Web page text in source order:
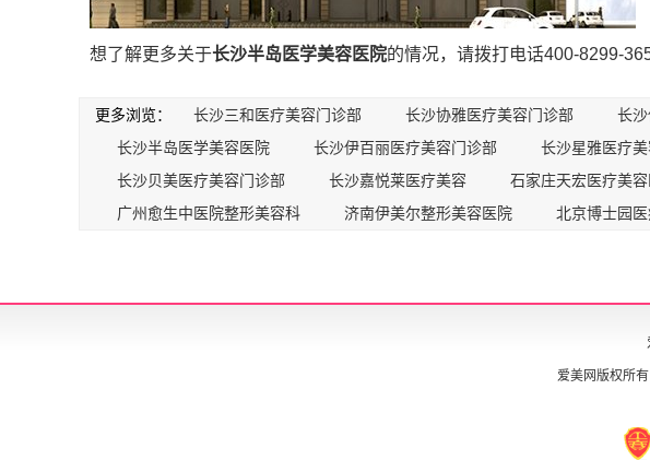
想了解更多关于长沙半岛医学美容医院的情况，请拨打电话400-8299-
更多浏览： 长沙三和医疗美容门诊部 长沙协雅医疗美容门诊部 长
长沙半岛医学美容医院
长沙伊百丽医疗美容门诊部 长沙星雅医疗美
长沙贝美医疗美容门诊部
长沙嘉悦莱医疗美容 石家庄天宏医疗美
广州愈生中医院整形美容科
济南伊美尔整形美容医院 北京博士园
爱美网版权所有